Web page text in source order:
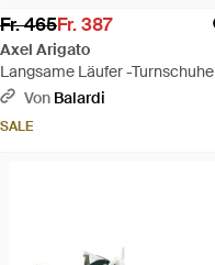
Fr. 465Fr. 387
Axel Arigato
Langsame Läufer -Turnschuhe
Leder schwarz - Blau
Von Balardi
SALE